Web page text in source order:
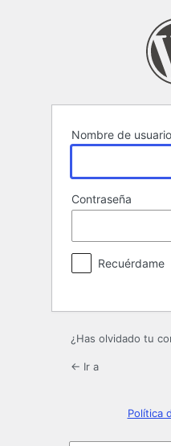
Nombre de
Contraseña
Recuérdame
¿Has olvidado tu
← Ir a
Política